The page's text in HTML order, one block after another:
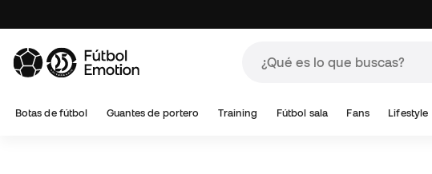
Botas de fútbol Guantes de portero Training Fútbol sala Fans Lifestyle